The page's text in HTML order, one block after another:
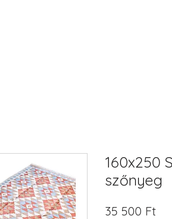
160x250
szőnyeg
35 500 FtÁr